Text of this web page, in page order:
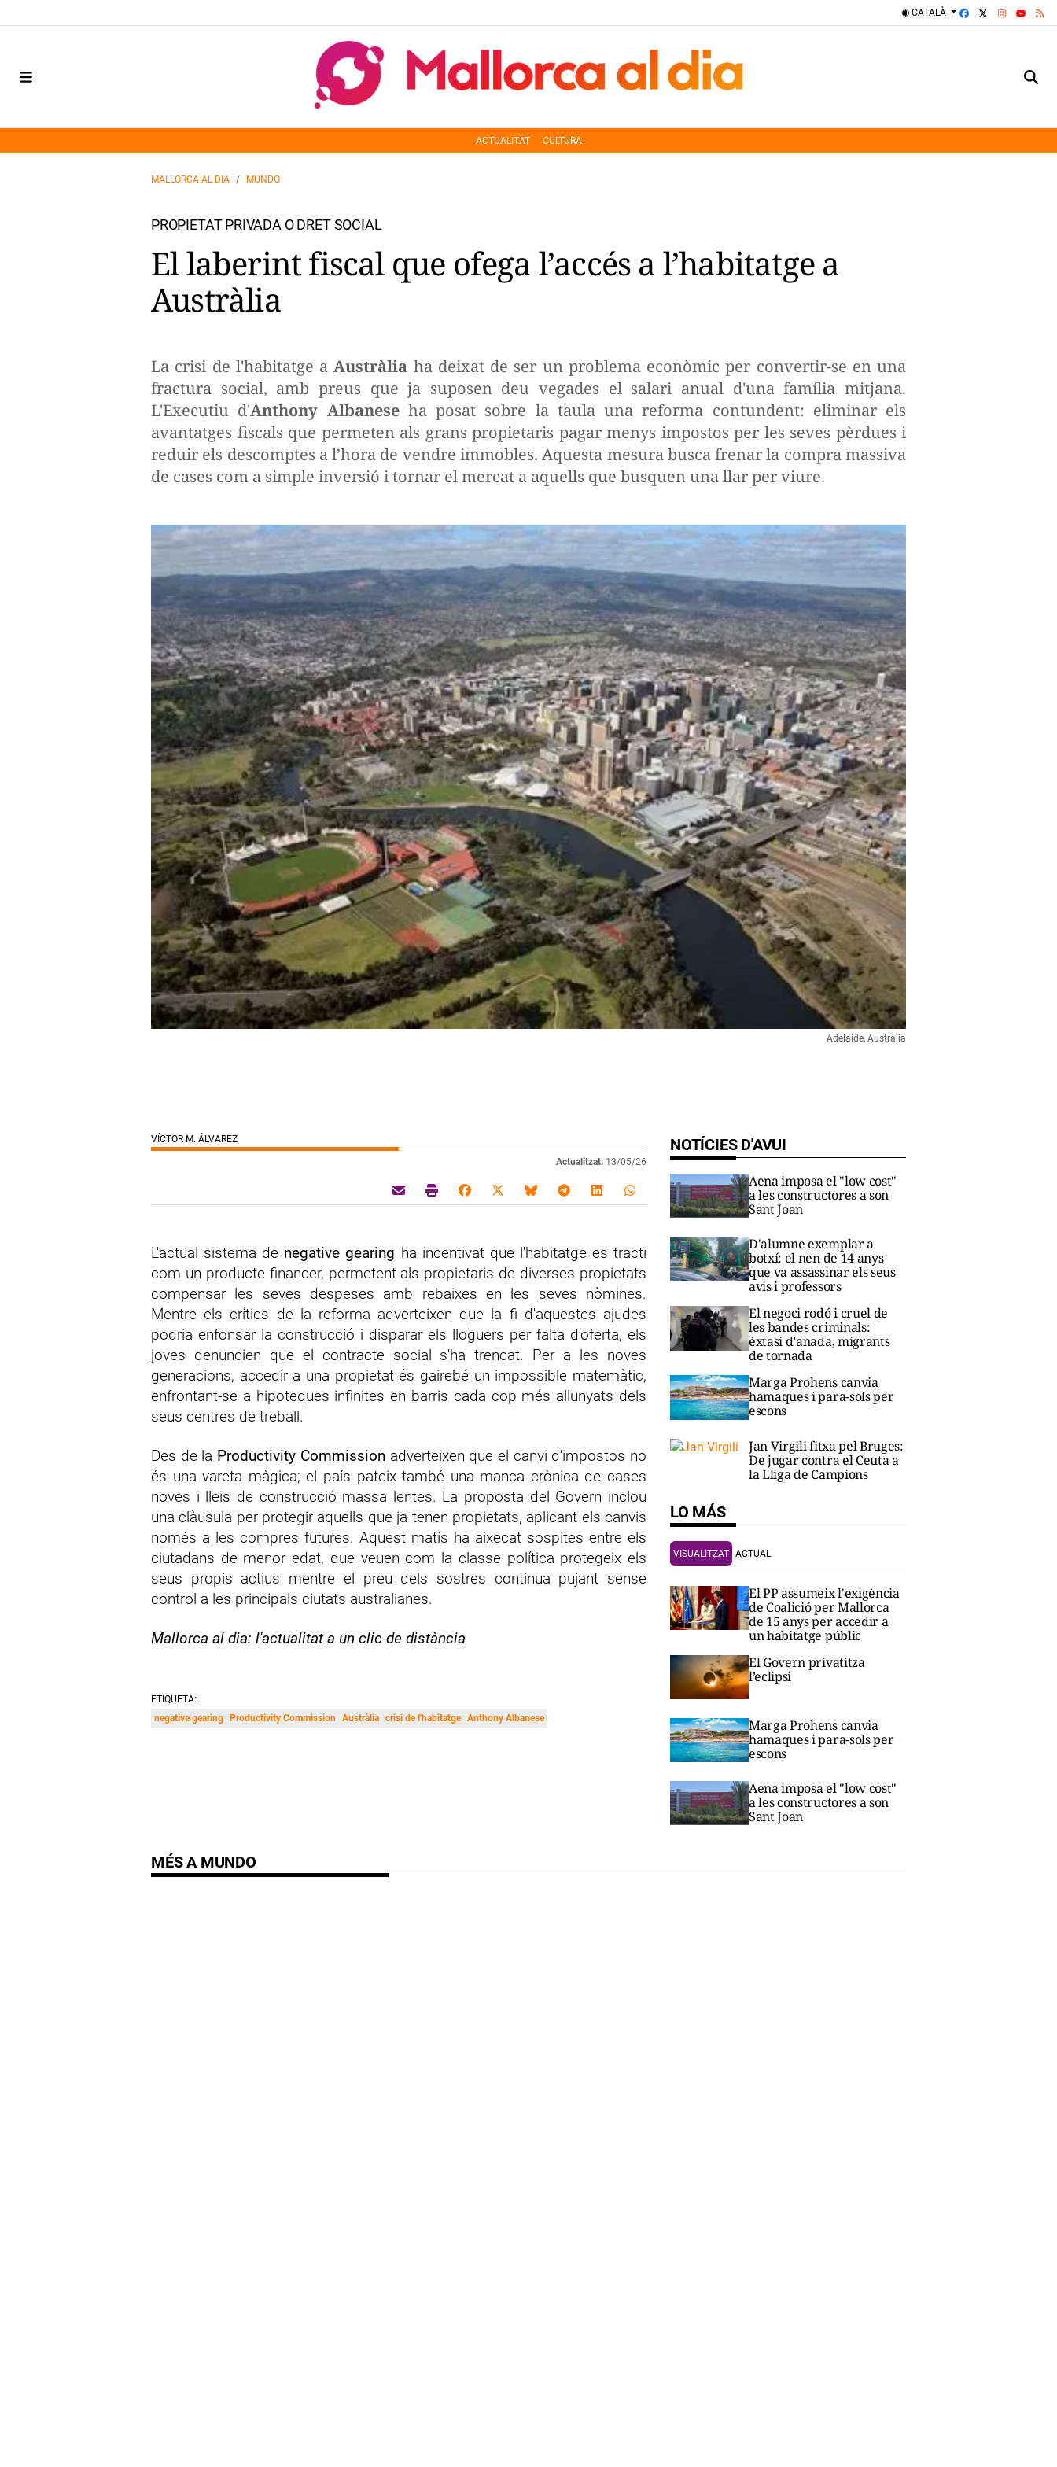
CATALÀ FACEBOOK
YOUTUBE
ACTUALITAT CULTURA
MALLORCA AL DIA MUNDO
PROPIETAT PRIVADA O DRET SOCIAL
El laberint fiscal que ofega l’accés a l’habitatge a
Austràlia
La crisi de l'habitatge aAustràlia ha deixat de ser un problema econòmic per convertir-se en una
fractura social, amb preus que ja suposen deu vegades el salari anual d'una família mitjana.
L'Executiu d'Anthony Albaneseha posat sobre la taula una reforma contundent: eliminar els
avantatges fiscals que permeten als grans propietaris pagar menys impostos per les seves pèrdues i
reduir els descomptes a l’hora de vendre immobles. Aquesta mesura busca frenar la compra massiva
de cases com a simple inversió i tornar el mercat a aquells que busquen una llar per viure.
Adelaide, Austràlia
VÍCTOR M. ÁLVAREZ
Actualitzat: 13/05/26
L'actual sistema de negative gearing ha incentivat que l'habitatge es tracti
com un producte financer, permetent als propietaris de diverses propietats
compensar les seves despeses amb rebaixes en les seves nòmines.
Mentre els crítics de la reforma adverteixen que la fi d'aquestes ajudes
podria enfonsar la construcció i disparar els lloguers per falta d'oferta, els
joves denuncien que el contracte social s'ha trencat. Per a les noves
generacions, accedir a una propietat és gairebé un impossible matemàtic,
enfrontant-se a hipoteques infinites en barris cada cop més allunyats dels
seus centres de treball.
Des de la Productivity Commissionadverteixen que el canvi d'impostos no
és una vareta màgica; el país pateix també una manca crònica de cases
noves i lleis de construcció massa lentes. La proposta del Govern inclou
una clàusula per protegir aquells que ja tenen propietats, aplicant els canvis
només a les compres futures. Aquest matís ha aixecat sospites entre els
ciutadans de menor edat, que veuen com la classe política protegeix els
seus propis actius mentre el preu dels sostres continua pujant sense
control a les principals ciutats australianes.
Mallorca al dia: l'actualitat a un clic de distància
ETIQUETA:
negative gearing
Productivity Commission Austràlia crisi de l'habitatge Anthony Albanese
NOTÍCIES D'AVUI
Aena imposa el "low cost"
a les constructores a son
Sant Joan
D'alumne exemplar a
botxí: el nen de 14 anys
que va assassinar els seus
avis i professors
El negoci rodó i cruel de
les bandes criminals:
èxtasi d’anada, migrants
de tornada
Marga Prohens canvia
hamaques i para-sols per
escons
Jan Virgili fitxa pel Bruges:
De jugar contra el Ceuta a
la Lliga de Campions
LO MÁS
VISUALITZAT ACTUAL
El PP assumeix l'exigència
de Coalició per Mallorca
de 15 anys per accedir a
un habitatge públic
El Govern privatitza
l’eclipsi
Marga Prohens canvia
hamaques i para-sols per
escons
Aena imposa el "low cost"
a les constructores a son
Sant Joan
MÉS A MUNDO